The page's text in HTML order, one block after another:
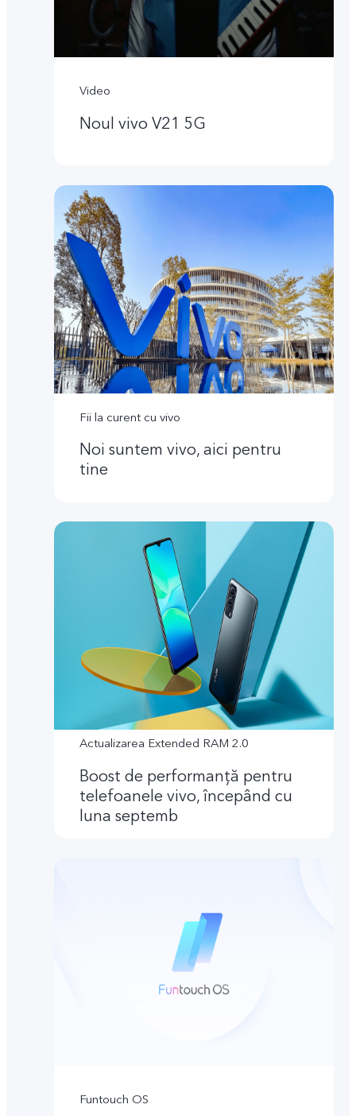
Video
Noul vivo V21 5G
Fii la curent cu vivo
Noi suntem vivo, aici pentru
tine
Actualizarea Extended RAM 2.0
Boost de performanţă pentru
telefoanele vivo, începând cu
luna septemb
Funtouch OS